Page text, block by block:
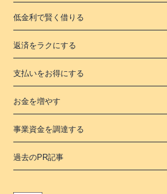
低金利で賢く借りる
返済をラクにする
支払いをお得にする
お金を増やす
事業資金を調達する
過去のPR記事